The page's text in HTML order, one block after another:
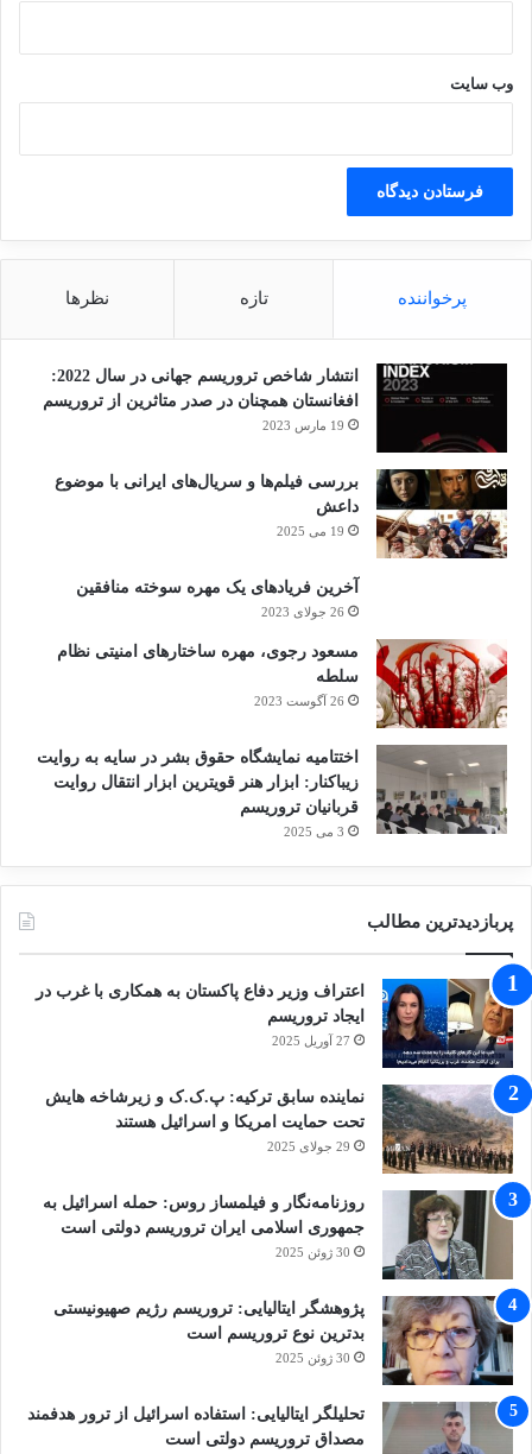
وب‌ سایت
پرخواننده تازه نظرها
انتشار شاخص تروریسم جهانی در سال 2022:
افغانستان همچنان در صدر متاثرین از تروریسم
19 مارس 2023
بررسی فیلم‌ها و سریال‌های ایرانی با موضوع
داعش
19 می 2025
آخرین فریادهای یک مهره سوخته منافقین
26 جولای 2023
مسعود رجوی، مهره ساختارهای امنیتی نظام
سلطه
26 آگوست 2023
اختتامیه نمایشگاه حقوق بشر در سایه به روایت
زیباکنار: ابزار هنر قویترین ابزار انتقال روایت
قربانیان تروریسم
3 می 2025
پربازدیدترین مطالب
اعتراف وزیر دفاع پاکستان به همکاری با غرب در
ایجاد تروریسم
27 آوریل 2025
نماینده سابق ترکیه: پ.ک.ک و زیرشاخه هایش
تحت حمایت امریکا و اسرائیل هستند
29 جولای 2025
روزنامه‌نگار و فیلمساز روس: حمله اسرائیل به
جمهوری اسلامی ایران تروریسم دولتی است
30 ژوئن 2025
پژوهشگر ایتالیایی: تروریسم رژیم صهیونیستی
بدترین نوع تروریسم است
30 ژوئن 2025
تحلیلگر ایتالیایی: استفاده اسرائیل از ترور هدفمند
مصداق تروریسم دولتی است